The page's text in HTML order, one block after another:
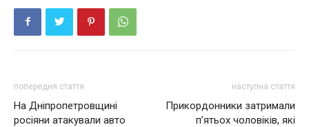
попередня стаття
На Дніпропетровщині
росіяни атакували авто
наступна стаття
Прикордонники затримали
п’ятьох чоловіків, які